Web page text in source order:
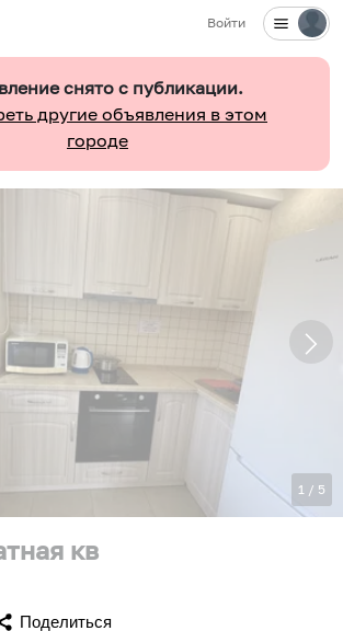
Войти
снято с публикации.
другие объявления в этом
городе
1 / 5
кв
Поделиться